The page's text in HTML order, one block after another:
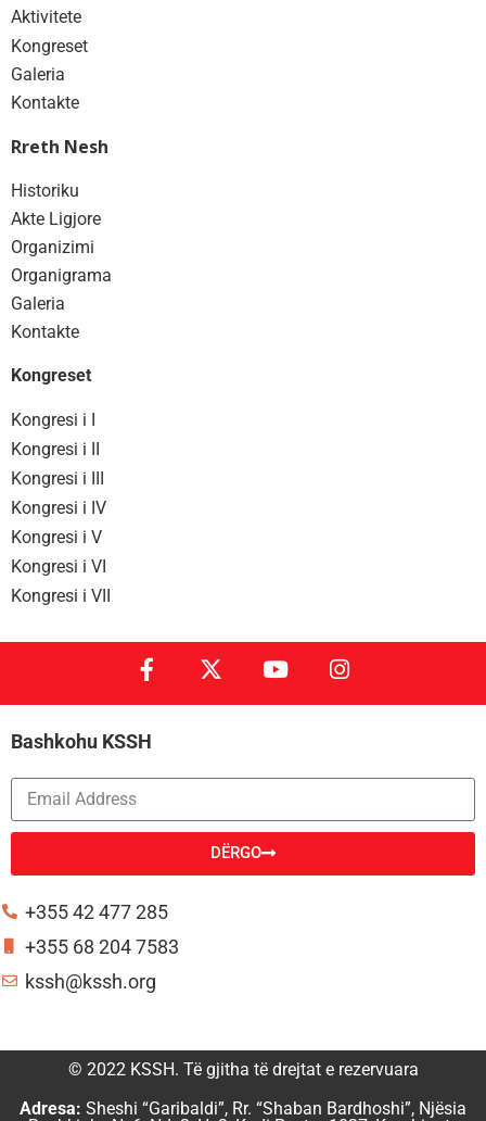
Aktivitete
Kongreset
Galeria
Kontakte
Rreth Nesh
Historiku
Akte Ligjore
Organizimi
Organigrama
Galeria
Kontakte
Kongreset
Kongresi i I
Kongresi i II
Kongresi i III
Kongresi i IV
Kongresi i V
Kongresi i VI
Kongresi i VII
Bashkohu KSSH
DËRGO
+355 42 477 285
+355 68 204 7583
kssh@kssh.org
© 2022 KSSH. Të gjitha të drejtat e rezervuara
Adresa: Sheshi “Garibaldi”, Rr. “Shaban Bardhoshi”, Njësia